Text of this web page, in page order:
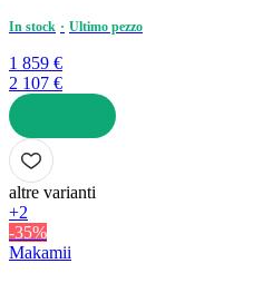
In stock Ultimo pezzo
1 859 €
2 107 €
AGGIUNGI
altre varianti
+2
-35%
Makamii